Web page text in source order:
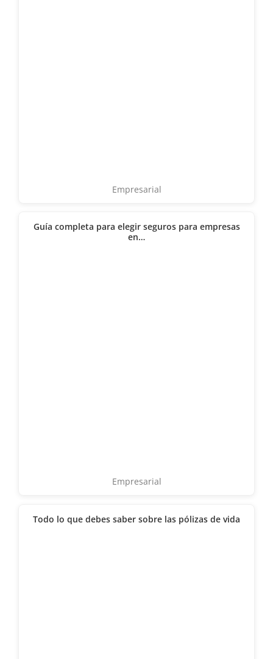
Empresarial
Guía completa para elegir seguros para empresas
en…
Empresarial
Todo lo que debes saber sobre las pólizas de vida